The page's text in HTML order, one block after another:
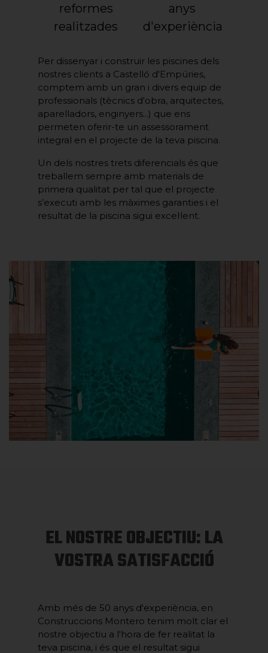
reformes
realitzades
anys
d'experiència
Per dissenyar i construir les piscines dels
nostres clients a Castelló d'Empúries,
comptem amb un gran i divers equip de
professionals (tècnics d'obra, arquitectes,
aparelladors, enginyers...) que ens
permeten oferir-te un assessorament
integral en el projecte de la teva piscina.
Un dels nostres trets diferencials és que
treballem sempre amb materials de
primera qualitat per tal que el projecte
s’executi amb les màximes garanties i el
resultat de la piscina sigui excel·lent.
EL NOSTRE OBJECTIU: LA
VOSTRA SATISFACCIÓ
Amb més de 50 anys d'experiència, en
Construccions Montero tenim molt clar el
nostre objectiu a l'hora de fer realitat la
teva piscina, i és que el resultat sigui